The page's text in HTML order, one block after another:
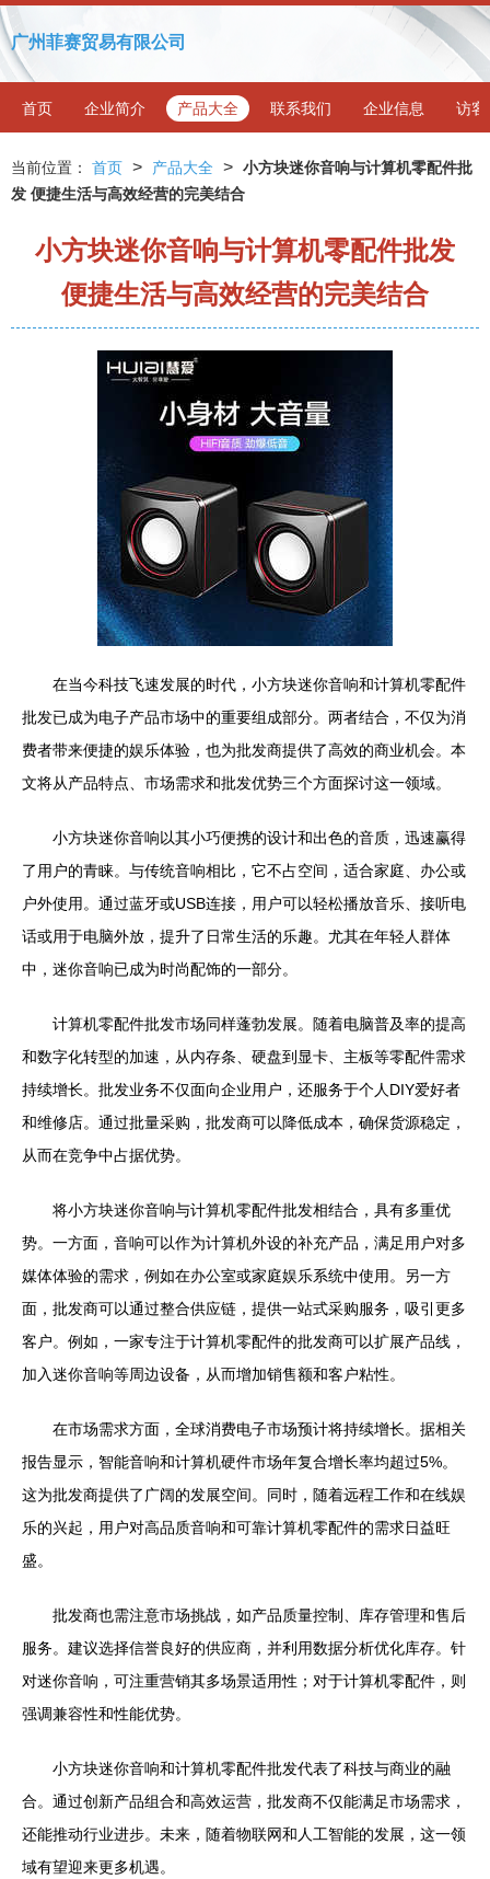
广州菲赛贸易有限公司
首页 企业简介 产品大全 联系我们 企业信息 访客
当前位置： 首页 > 产品大全 > 小方块迷你音响与计算机零配件批
发 便捷生活与高效经营的完美结合
小方块迷你音响与计算机零配件批发
便捷生活与高效经营的完美结合
在当今科技飞速发展的时代，小方块迷你音响和计算机零配件
批发已成为电子产品市场中的重要组成部分。两者结合，不仅为消
费者带来便捷的娱乐体验，也为批发商提供了高效的商业机会。本
文将从产品特点、市场需求和批发优势三个方面探讨这一领域。
小方块迷你音响以其小巧便携的设计和出色的音质，迅速赢得
了用户的青睐。与传统音响相比，它不占空间，适合家庭、办公或
户外使用。通过蓝牙或USB连接，用户可以轻松播放音乐、接听电
话或用于电脑外放，提升了日常生活的乐趣。尤其在年轻人群体
中，迷你音响已成为时尚配饰的一部分。
计算机零配件批发市场同样蓬勃发展。随着电脑普及率的提高
和数字化转型的加速，从内存条、硬盘到显卡、主板等零配件需求
持续增长。批发业务不仅面向企业用户，还服务于个人DIY爱好者
和维修店。通过批量采购，批发商可以降低成本，确保货源稳定，
从而在竞争中占据优势。
将小方块迷你音响与计算机零配件批发相结合，具有多重优
势。一方面，音响可以作为计算机外设的补充产品，满足用户对多
媒体体验的需求，例如在办公室或家庭娱乐系统中使用。另一方
面，批发商可以通过整合供应链，提供一站式采购服务，吸引更多
客户。例如，一家专注于计算机零配件的批发商可以扩展产品线，
加入迷你音响等周边设备，从而增加销售额和客户粘性。
在市场需求方面，全球消费电子市场预计将持续增长。据相关
报告显示，智能音响和计算机硬件市场年复合增长率均超过5%。
这为批发商提供了广阔的发展空间。同时，随着远程工作和在线娱
乐的兴起，用户对高品质音响和可靠计算机零配件的需求日益旺
盛。
批发商也需注意市场挑战，如产品质量控制、库存管理和售后
服务。建议选择信誉良好的供应商，并利用数据分析优化库存。针
对迷你音响，可注重营销其多场景适用性；对于计算机零配件，则
强调兼容性和性能优势。
小方块迷你音响和计算机零配件批发代表了科技与商业的融
合。通过创新产品组合和高效运营，批发商不仅能满足市场需求，
还能推动行业进步。未来，随着物联网和人工智能的发展，这一领
域有望迎来更多机遇。